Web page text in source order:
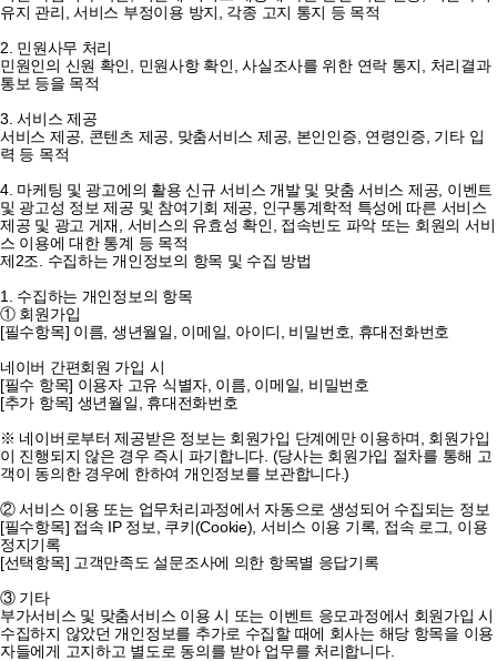
유지 관리, 서비스 부정이용 방지, 각종 고지 통지 등 목적
2. 민원사무 처리
민원인의 신원 확인, 민원사항 확인, 사실조사를 위한 연락 통지, 처리결과
통보 등을 목적
3. 서비스 제공
서비스 제공, 콘텐츠 제공, 맞춤서비스 제공, 본인인증, 연령인증, 기타 입
력 등 목적
4. 마케팅 및 광고에의 활용 신규 서비스 개발 및 맞춤 서비스 제공, 이벤트
및 광고성 정보 제공 및 참여기회 제공, 인구통계학적 특성에 따른 서비스
제공 및 광고 게재, 서비스의 유효성 확인, 접속빈도 파악 또는 회원의 서비
스 이용에 대한 통계 등 목적
제2조. 수집하는 개인정보의 항목 및 수집 방법
1. 수집하는 개인정보의 항목
① 회원가입
[필수항목] 이름, 생년월일, 이메일, 아이디, 비밀번호, 휴대전화번호
네이버 간편회원 가입 시
[필수 항목] 이용자 고유 식별자, 이름, 이메일, 비밀번호
[추가 항목] 생년월일, 휴대전화번호
※ 네이버로부터 제공받은 정보는 회원가입 단계에만 이용하며, 회원가입
이 진행되지 않은 경우 즉시 파기합니다. (당사는 회원가입 절차를 통해 고
객이 동의한 경우에 한하여 개인정보를 보관합니다.)
② 서비스 이용 또는 업무처리과정에서 자동으로 생성되어 수집되는 정보
[필수항목] 접속 IP 정보, 쿠키(Cookie), 서비스 이용 기록, 접속 로그, 이용
정지기록
[선택항목] 고객만족도 설문조사에 의한 항목별 응답기록
③ 기타
부가서비스 및 맞춤서비스 이용 시 또는 이벤트 응모과정에서 회원가입 시
수집하지 않았던 개인정보를 추가로 수집할 때에 회사는 해당 항목을 이용
자들에게 고지하고 별도로 동의를 받아 업무를 처리합니다.